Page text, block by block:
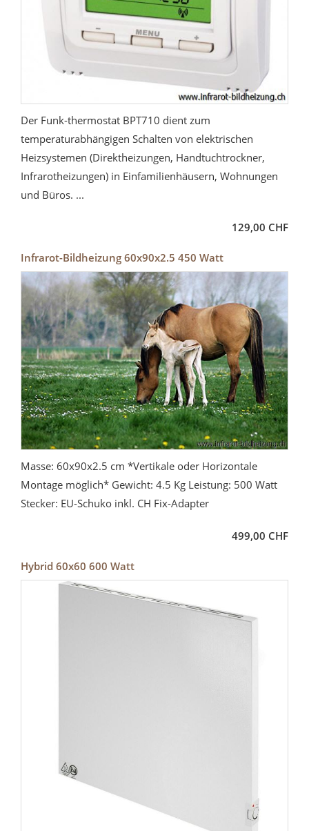
Der Funk-thermostat BPT710 dient zum
temperaturabhängigen Schalten von elektrischen
Heizsystemen (Direktheizungen, Handtuchtrockner,
Infrarotheizungen) in Einfamilienhäusern, Wohnungen
und Büros. ...
129,00 CHF
Infrarot-Bildheizung 60x90x2.5 450 Watt
Masse: 60x90x2.5 cm *Vertikale oder Horizontale
Montage möglich* Gewicht: 4.5 Kg Leistung: 500 Watt
Stecker: EU-Schuko inkl. CH Fix-Adapter
499,00 CHF
Hybrid 60x60 600 Watt